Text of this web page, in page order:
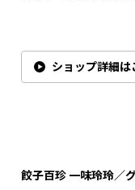
ショップ詳細は
餃子百珍 一味玲玲